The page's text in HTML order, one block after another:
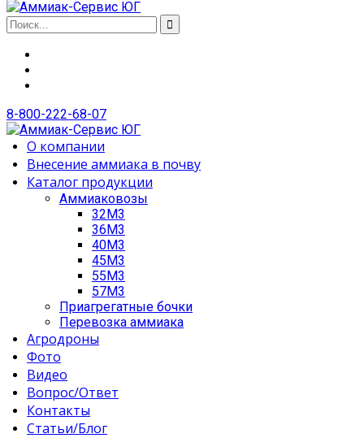
8-800-222-68-07
О компании
Внесение аммиака в почву
Каталог продукции
Аммиаковозы
32М3
36М3
40М3
45М3
55М3
57М3
Приагрегатные бочки
Перевозка аммиака
Агродроны
Фото
Видео
Вопрос/Ответ
Контакты
Статьи/Блог